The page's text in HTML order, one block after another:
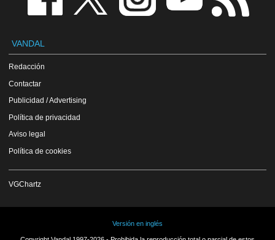
VANDAL
Redacción
Contactar
Publicidad / Advertising
Política de privacidad
Aviso legal
Política de cookies
VGChartz
Versión en inglés